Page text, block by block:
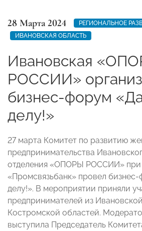
28 Марта 2024
РЕГИОНАЛЬНОЕ
ИВАНОВСКАЯ ОБЛАСТЬ
Ивановская
РОССИИ»
бизнес-форум
делу!»
27 марта Комитет по развитию
предпринимательства
отделения «ОПОРЫ РОССИИ»
«Промсвязьбанк» провел
делу!». В мероприятии приняли
предпринимателей из
Костромской областей.
выступила Председатель